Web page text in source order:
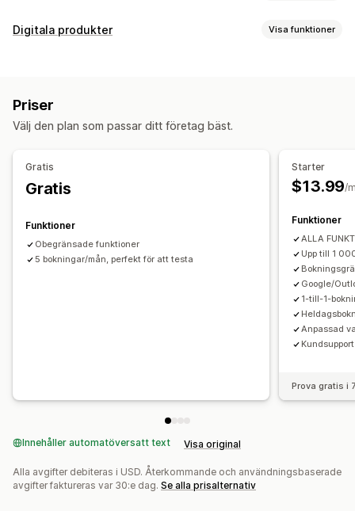
Evenemangstyp
Bokningshantering
Kalender
Schemaläggning Tidpunkter
Biljetttjänster
Synkronisering av data
Flera platser
Personaladministration
Anpassade formulär
Digitala produkter Visa funktioner
Filsäkerhet
Restriktioner för IP-adress
Priser
Välj den plan som passar ditt företag bäst.
Gratis
Gratis
Funktioner
Obegränsade funktioner
5 bokningar/mån, perfekt för att testa
Starter
$13.99/
Funktioner
ALLA
Upp till 1
Google/
1-till-1-
Anpassad
Prova gratis i
Innehåller automatöversatt text Visa original
Alla avgifter debiteras i USD. Återkommande och användningsbaserade
avgifter faktureras var 30:e dag. Se alla prisalternativ